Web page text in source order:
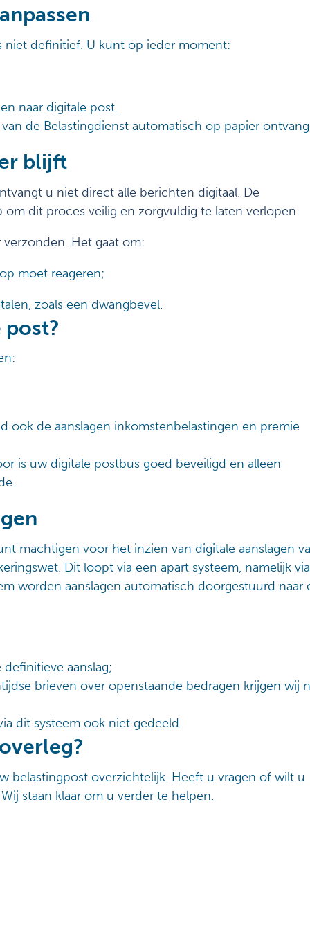
niet definitief. U kunt op ieder moment:
naar digitale post.
de Belastingdienst automatisch op papier
blijft
u niet direct alle berichten digitaal. De
om dit proces veilig en zorgvuldig te laten verlopen.
Het gaat om:
moet reageren;
zoals een dwangbevel.
ook de aanslagen inkomstenbelastingen en premie
is uw digitale postbus goed beveiligd en alleen
machtigen voor het inzien van digitale aanslagen
Dit loopt via een apart systeem, namelijk via
worden aanslagen automatisch doorgestuurd naar
aanslag;
brieven over openstaande bedragen krijgen wij
dit systeem ook niet gedeeld.
belastingpost overzichtelijk. Heeft u vragen of wilt u
staan klaar om u verder te helpen.